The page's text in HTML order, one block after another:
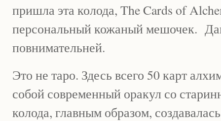
пришла эта колода, The Cards of
персональный кожаный мешочек.
повнимательней.
Это не таро. Здесь всего 50 карт
собой современный оракул со
колода, главным образом,